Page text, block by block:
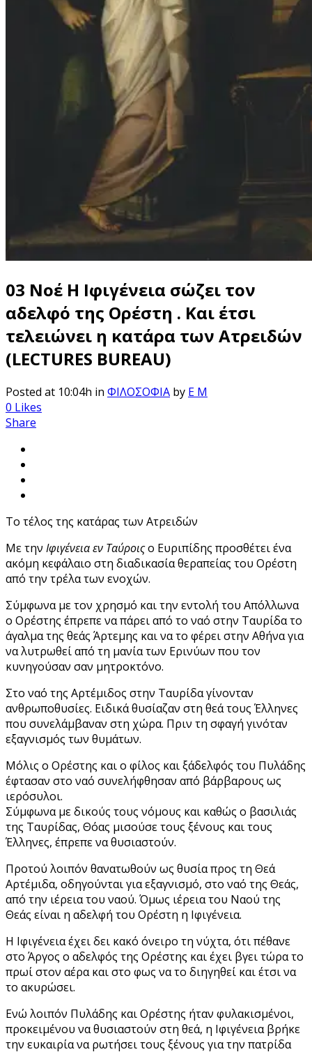
03 Νοέ Η Ιφιγένεια σώζει τον
αδελφό της Ορέστη . Kαι έτσι
τελειώνει η κατάρα των Ατρειδών
(LECTURES BUREAU)
Posted at 10:04h in ΦΙΛΟΣΟΦΙΑ by E M
0 Likes
Share
Το τέλος της κατάρας των Ατρειδών
Με την Ιφιγένεια εν Ταύροιςο Ευριπίδης προσθέτει ένα
ακόμη κεφάλαιο στη διαδικασία θεραπείας του Ορέστη
από την τρέλα των ενοχών.
Σύμφωνα με τον χρησμό και την εντολή του Απόλλωνα
ο Ορέστης έπρεπε να πάρει από το ναό στην Ταυρίδα το
άγαλμα της θεάς Άρτεμης και να το φέρει στην Αθήνα για
να λυτρωθεί από τη μανία των Ερινύων που τον
κυνηγούσαν σαν μητροκτόνο.
Στο ναό της Αρτέμιδος στην Ταυρίδα γίνονταν
ανθρωποθυσίες. Ειδικά θυσίαζαν στη θεά τους Έλληνες
που συνελάμβαναν στη χώρα. Πριν τη σφαγή γινόταν
εξαγνισμός των θυμάτων.
Μόλις ο Ορέστης και ο φίλος και ξάδελφός του Πυλάδης
έφτασαν στο ναό συνελήφθησαν από βάρβαρους ως
ιερόσυλοι.
Σύμφωνα με δικούς τους νόμους και καθώς ο βασιλιάς
της Ταυρίδας, Θόας μισούσε τους ξένους και τους
Έλληνες, έπρεπε να θυσιαστούν.
Προτού λοιπόν θανατωθούν ως θυσία προς τη Θεά
Αρτέμιδα, οδηγούνται για εξαγνισμό, στο ναό της Θεάς,
από την ιέρεια του ναού. Όμως ιέρεια του Ναού της
Θεάς είναι η αδελφή του Ορέστη η Ιφιγένεια.
Η Ιφιγένεια έχει δει κακό όνειρο τη νύχτα, ότι πέθανε
στο Άργος ο αδελφός της Ορέστης και έχει βγει τώρα το
πρωί στον αέρα και στο φως να το διηγηθεί και έτσι να
το ακυρώσει.
Ενώ λοιπόν Πυλάδης και Ορέστης ήταν φυλακισμένοι,
προκειμένου να θυσιαστούν στη θεά, η Ιφιγένεια βρήκε
την ευκαιρία να ρωτήσει τους ξένους για την πατρίδα